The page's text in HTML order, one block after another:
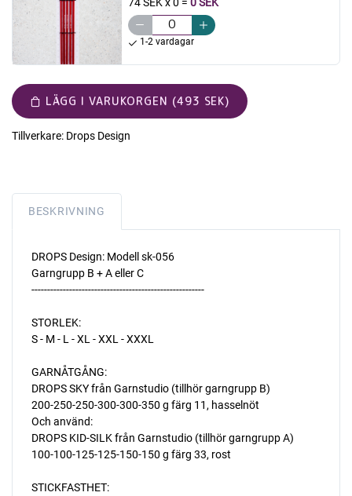
74 SEK x 0 = 0 SEK
1-2 vardagar
LÄGG I VARUKORGEN (493 SEK)
Tillverkare: Drops Design
BESKRIVNING
DROPS Design: Modell sk-056
Garngrupp B + A eller C
-------------------------------------------------------
STORLEK:
S - M - L - XL - XXL - XXXL
GARNÅTGÅNG:
DROPS SKY från Garnstudio (tillhör garngrupp B)
200-250-250-300-300-350 g färg 11, hasselnöt
Och använd:
DROPS KID-SILK från Garnstudio (tillhör garngrupp A)
100-100-125-125-150-150 g färg 33, rost
STICKFASTHET: